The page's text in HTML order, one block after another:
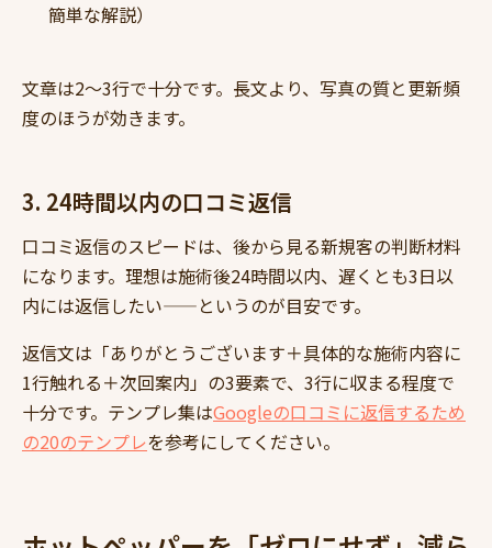
簡単な解説）
文章は2〜3行で十分です。長文より、写真の質と更新頻
度のほうが効きます。
3. 24時間以内の口コミ返信
口コミ返信のスピードは、後から見る新規客の判断材料
になります。理想は施術後24時間以内、遅くとも3日以
内には返信したい——というのが目安です。
返信文は「ありがとうございます＋具体的な施術内容に
1行触れる＋次回案内」の3要素で、3行に収まる程度で
十分です。テンプレ集はGoogleの口コミに返信するため
の20のテンプレを参考にしてください。